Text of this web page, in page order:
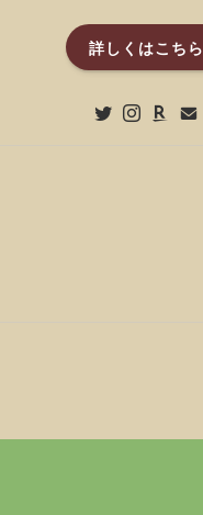
詳しくはこちら